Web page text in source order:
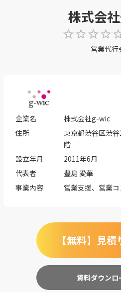
株式会
営業代行
企業名
株式会社g-wic
住所
東京都渋谷区渋
階
設立年月
2011年6月
代表者
豊島 愛華
事業内容
営業支援、営業
【無料】見
資料ダウンロ